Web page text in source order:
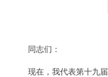
同志们：
现在，我代表第十九